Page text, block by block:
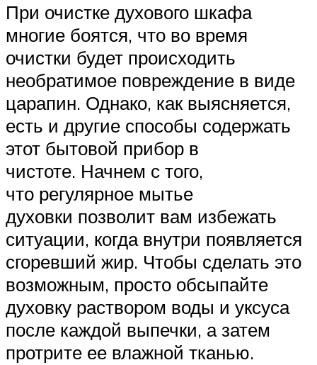
При очистке духового шкафа
многие боятся, что во время
очистки будет происходить
необратимое повреждение в виде
царапин. Однако, как выясняется,
есть и другие способы содержать
этот бытовой прибор в
чистоте. Начнем с того,
что регулярное мытье
духовки позволит вам избежать
ситуации, когда внутри появляется
сгоревший жир. Чтобы сделать это
возможным, просто обсыпайте
духовку раствором воды и уксуса
после каждой выпечки, а затем
протрите ее влажной тканью.